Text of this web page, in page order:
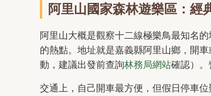
阿里山國家森林遊樂區：經
阿里山大概是觀察十二線極樂鳥最知名
的熱點。地址就是嘉義縣阿里山鄉，開
動，建議出發前查詢林務局網站確認）。
交通上，自己開車最方便，但假日停車